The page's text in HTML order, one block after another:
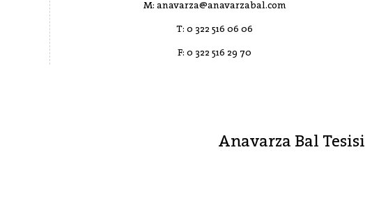
M: anavarza@anavarzabal.com
T:0 322 516 06 06
F:0 322 516 29 70
Anavarza Bal Tesisi